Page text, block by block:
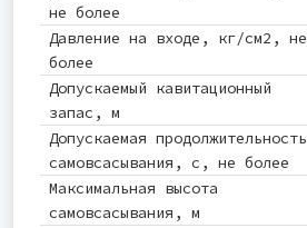
не более
Давление на входе, кг/см2, не
более
Допускаемый кавитационный
запас, м
Допускаемая продолжительность
самовсасывания, с, не более
Максимальная высота
самовсасывания, м